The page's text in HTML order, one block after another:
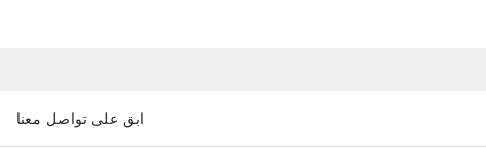
ابق على تواصل معنا